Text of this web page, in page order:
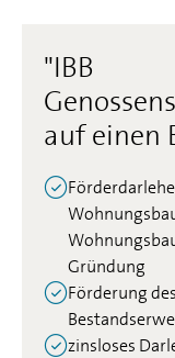
"IBB
auf einen
Gründung
Förderung
zinsloses